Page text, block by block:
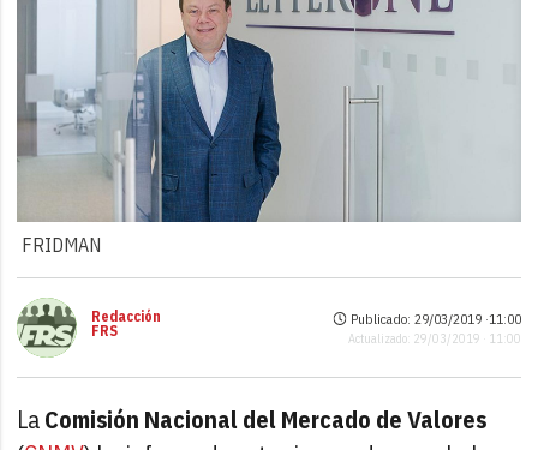
FRIDMAN
Redacción
FRS
Publicado: 29/03/2019 ·11:00
Actualizado: 29/03/2019 · 11:00
LaComisión Nacional del Mercado de Valores